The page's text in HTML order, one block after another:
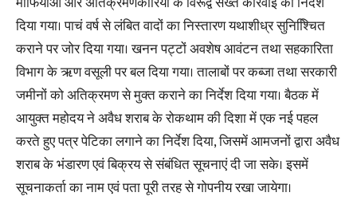
दिया गया। पाचं वर्ष से लंबित वादों का निस्तारण यथाशीध्र सुनिश्चिित
कराने पर जोर दिया गया। खनन पट्टों अवशेष आवंटन तथा सहकारिता
विभाग के ऋण वसूली पर बल दिया गया। तालाबों पर कब्जा तथा सरकारी
जमीनों को अतिक्रमण से मुक्त कराने का निर्देश दिया गया। बैठक में
आयुक्त महोदय ने अवैध शराब के रोकथाम की दिशा में एक नई पहल
करते हुए पत्र पेटिका लगाने का निर्देश दिया, जिसमें आमजनों द्वारा अवैध
शराब के भंडारण एवं बिक्रय से संबंधित सूचनाएं दी जा सके। इसमें
सूचनाकर्ता का नाम एवं पता पूरी तरह से गोपनीय रखा जायेगा।